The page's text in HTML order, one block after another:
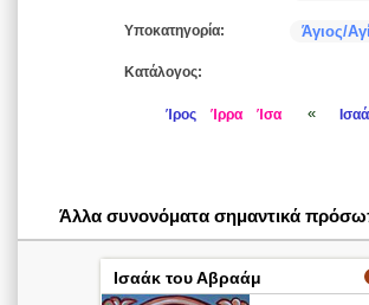
Υποκατηγορία: Άγιος/
Κατάλογος:
Ίρος Ίρρα Ίσα «
Άλλα συνονόματα σημαντικά
Ισαάκ του Αβραάμ